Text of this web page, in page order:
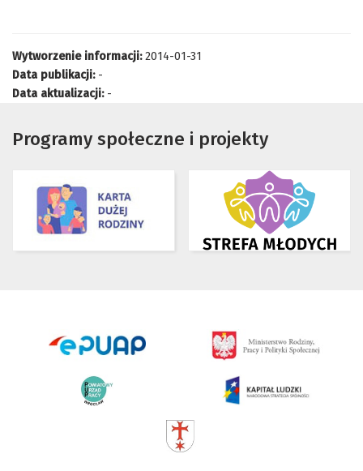
Wytworzenie informacji:2014-01-31
Data publikacji:-
Data aktualizacji:-
Programy społeczne i projekty